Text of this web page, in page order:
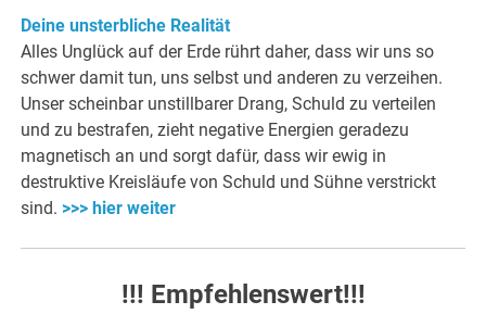
Deine unsterbliche Realität
Alles Unglück auf der Erde rührt daher, dass wir uns so
schwer damit tun, uns selbst und anderen zu verzeihen.
Unser scheinbar unstillbarer Drang, Schuld zu verteilen
und zu bestrafen, zieht negative Energien geradezu
magnetisch an und sorgt dafür, dass wir ewig in
destruktive Kreisläufe von Schuld und Sühne verstrickt
sind. >>> hier weiter
!!! Empfehlenswert!!!